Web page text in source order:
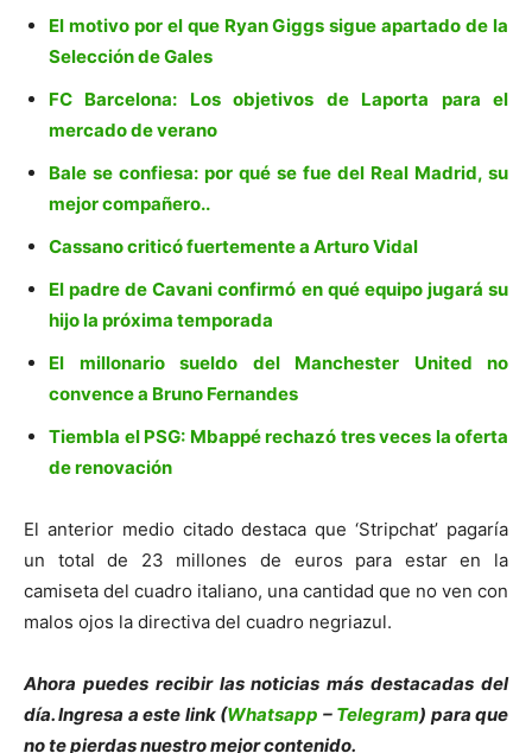
El motivo por el que Ryan Giggs sigue apartado de la
Selección de Gales
FC Barcelona: Los objetivos de Laporta para el
mercado de verano
Bale se confiesa: por qué se fue del Real Madrid, su
mejor compañero..
Cassano criticó fuertemente a Arturo Vidal
El padre de Cavani confirmó en qué equipo jugará su
hijo la próxima temporada
El millonario sueldo del Manchester United no
convence a Bruno Fernandes
Tiembla el PSG: Mbappé rechazó tres veces la oferta
de renovación
El anterior medio citado destaca que ‘Stripchat’ pagaría
un total de 23 millones de euros para estar en la
camiseta del cuadro italiano, una cantidad que no ven con
malos ojos la directiva del cuadro negriazul.
Ahora puedes recibir las noticias más destacadas del
día. Ingresa a este link (Whatsapp – Telegram) para que
no te pierdas nuestro mejor contenido.